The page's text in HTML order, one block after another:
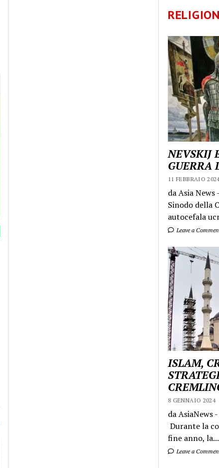
NEVSKIJ
GUERRA
11 FEBBRAIO
da Asia
Sinodo della
autocefala
Leave a
ISLAM,
8 GENNAIO 2024
da AsiaNews
Durante la
fine anno, la...
Leave a